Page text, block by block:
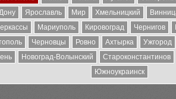
Ярославль Мир Хмельницкий
Мариуполь Кировоград Чернигов
Черновцы Ровно Ахтырка Ужгород
Новоград-Волынский Староконстантинов
Южноукраинск